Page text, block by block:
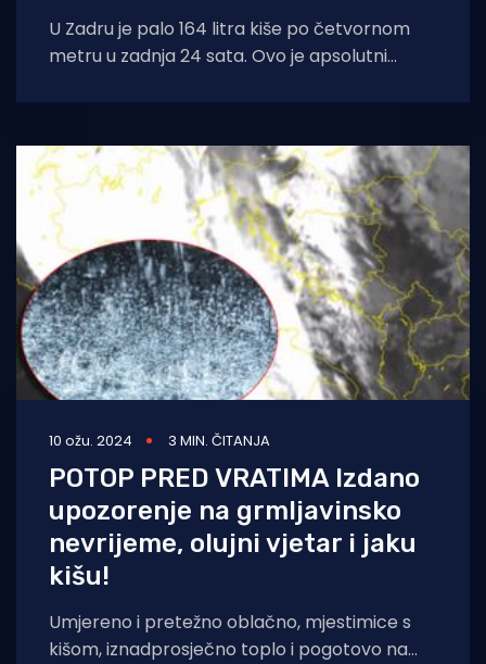
U Zadru je palo 164 litra kiše po četvornom
metru u zadnja 24 sata. Ovo je apsolutni
10 ožu. 2024 3 MIN. ČITANJA
POTOP PRED VRATIMA Izdano
upozorenje na grmljavinsko
nevrijeme, olujni vjetar i jaku
kišu!
Umjereno i pretežno oblačno, mjestimice s
kišom, iznadprosječno toplo i pogotovo na